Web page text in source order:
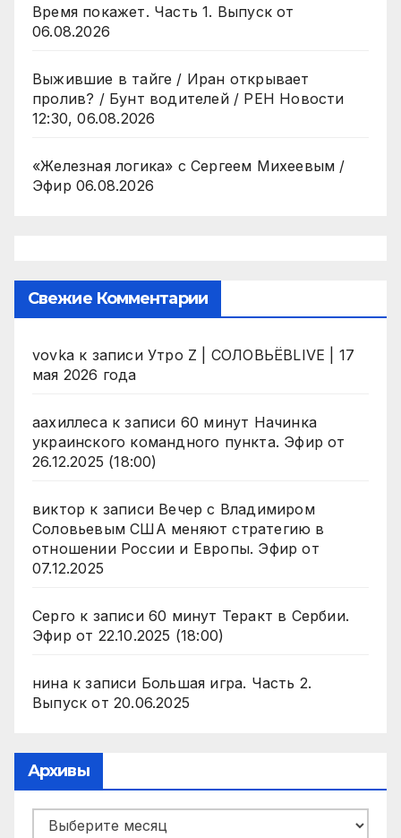
Время покажет. Часть 1. Выпуск от
06.08.2026
Выжившие в тайге / Иран открывает
пролив? / Бунт водителей / РЕН Новости
12:30, 06.08.2026
«Железная логика» с Сергеем Михеевым /
Эфир 06.08.2026
Свежие Комментарии
vovka к записи Утро Z | СОЛОВЬЁВLIVE | 17
мая 2026 года
аахиллесак записи 60 минут Начинка
украинского командного пункта. Эфир от
26.12.2025 (18:00)
виктор к записи Вечер с Владимиром
Соловьевым США меняют стратегию в
отношении России и Европы. Эфир от
07.12.2025
Серго к записи 60 минут Теракт в Сербии.
Эфир от 22.10.2025 (18:00)
нинак записи Большая игра. Часть 2.
Выпуск от 20.06.2025
Архивы
Архивы